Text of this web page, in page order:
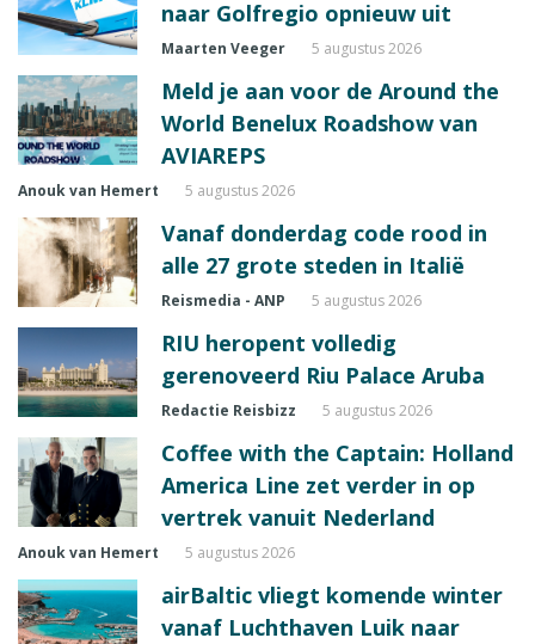
naar Golfregio opnieuw uit
Maarten Veeger 5 augustus 2026
Meld je aan voor de Around the
World Benelux Roadshow van
AVIAREPS
Anouk van Hemert 5 augustus 2026
Vanaf donderdag code rood in
alle 27 grote steden in Italië
Reismedia - ANP 5 augustus 2026
RIU heropent volledig
gerenoveerd Riu Palace Aruba
Redactie Reisbizz 5 augustus 2026
Coffee with the Captain: Holland
America Line zet verder in op
vertrek vanuit Nederland
Anouk van Hemert 5 augustus 2026
airBaltic vliegt komende winter
vanaf Luchthaven Luik naar